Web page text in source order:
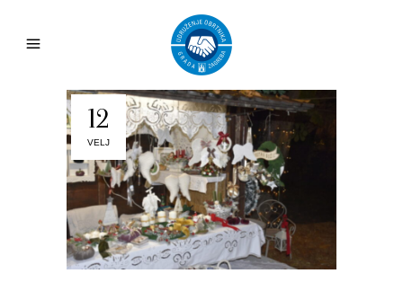
12
VELJ